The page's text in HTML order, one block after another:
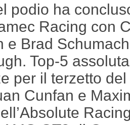
podio ha
Racing con
e Brad
Top-5
per il terzetto
Cunfan e